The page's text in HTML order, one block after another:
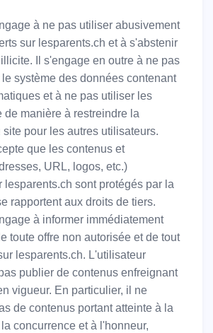
à ne pas utiliser abusivement
sur lesparents.ch et à s'abstenir
Il s'engage en outre à ne pas
système des données contenant
et à ne pas utiliser les
de manière à restreindre la
pour les autres utilisateurs.
que les contenus et
URL, logos, etc.)
lesparents.ch sont protégés par la
rapportent aux droits de tiers.
à informer immédiatement
toute offre non autorisée et de tout
lesparents.ch. L'utilisateur
publier de contenus enfreignant
vigueur. En particulier, il ne
de contenus portant atteinte à la
concurrence et à l'honneur,